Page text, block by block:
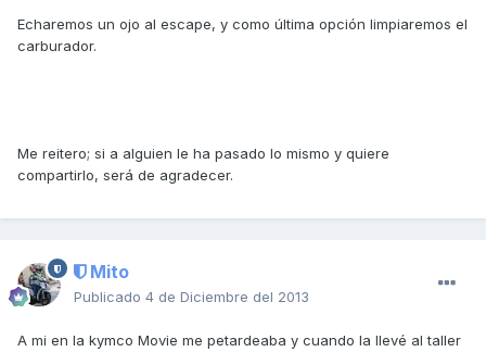
Echaremos un ojo al escape, y como última opción limpiaremos el
carburador.
Me reitero; si a alguien le ha pasado lo mismo y quiere
compartirlo, será de agradecer.
Mito
Publicado 4 de Diciembre del 2013
A mi en la kymco Movie me petardeaba y cuando la llevé al taller